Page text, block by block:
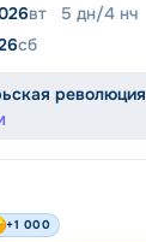
вт 5 дн/4 нч
сб
революция
+1 000